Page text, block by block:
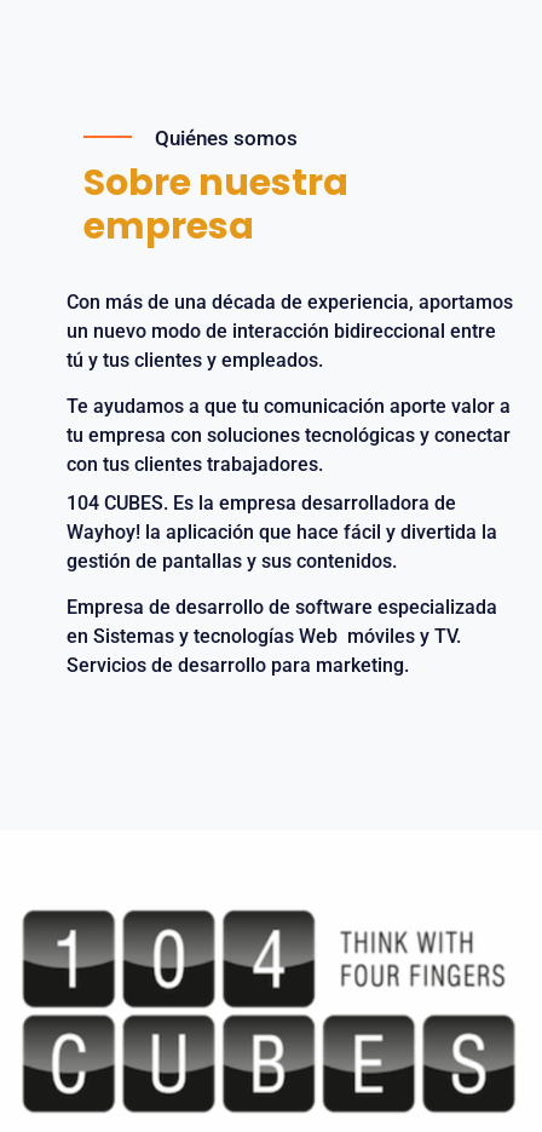
Quiénes somos
Sobre nuestra
empresa
Con más de una década de experiencia, aportamos
un nuevo modo de interacción bidireccional entre
tú y tus clientes y empleados.
Te ayudamos a que tu comunicación aporte valor a
tu empresa con soluciones tecnológicas y conectar
con tus clientes trabajadores.
104 CUBES. Es la empresa desarrolladora de
Wayhoy! la aplicación que hace fácil y divertida la
gestión de pantallas y sus contenidos.
Empresa de desarrollo de software especializada
en Sistemas y tecnologías Web móviles y TV.
Servicios de desarrollo para marketing.